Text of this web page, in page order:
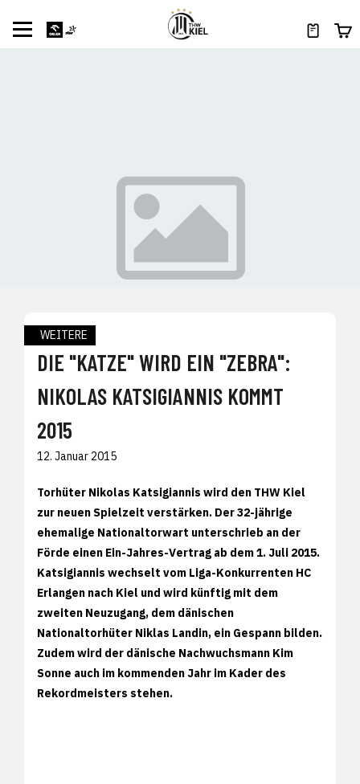
WEITERE
DIE "KATZE" WIRD EIN "ZEBRA":
NIKOLAS KATSIGIANNIS KOMMT
2015
12. Januar 2015
Torhüter Nikolas Katsigiannis wird den THW Kiel
zur neuen Spielzeit verstärken. Der 32-jährige
ehemalige Nationaltorwart unterschrieb an der
Förde einen Ein-Jahres-Vertrag ab dem 1. Juli 2015.
Katsigiannis wechselt vom Liga-Konkurrenten HC
Erlangen nach Kiel und wird künftig mit dem
zweiten Neuzugang, dem dänischen
Nationaltorhüter Niklas Landin, ein Gespann bilden.
Zudem wird der dänische Nachwuchsmann Kim
Sonne auch im kommenden Jahr im Kader des
Rekordmeisters stehen.